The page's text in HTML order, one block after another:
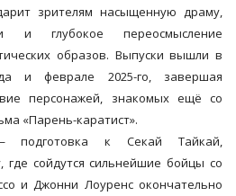
зрителям насыщенную драму,
и глубокое переосмысление
образов. Выпуски вышли в
и феврале 2025-го, завершая
персонажей, знакомых ещё со
«Парень-каратист».
к Секай Тайкай,
где сойдутся сильнейшие бойцы со
и Джонни Лоуренс окончательно